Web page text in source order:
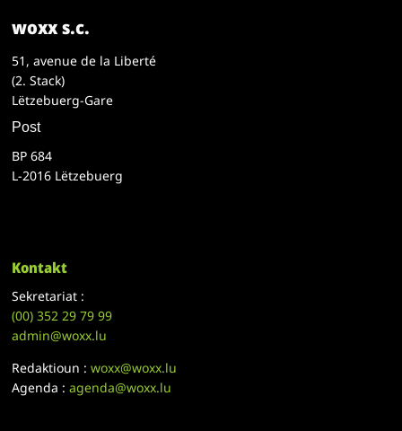
woxx s.c.
51, avenue de la Liberté
(2. Stack)
Lëtzebuerg-Gare
Post
BP 684
L-2016 Lëtzebuerg
Kontakt
Sekretariat :
(00)352 29 79 99
admin@woxx.lu
Redaktioun :woxx@woxx.lu
Agenda :agenda@woxx.lu